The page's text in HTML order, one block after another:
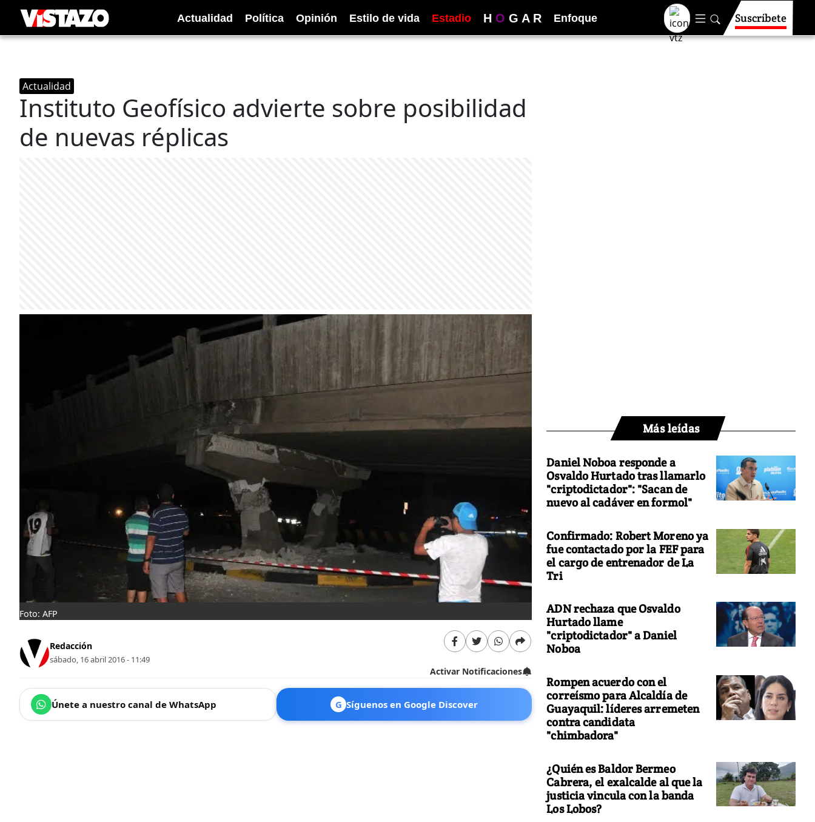
Actualidad Política Opinión Estilo de vida Estadio H O G A R Enfoque Suscríbete
Actualidad
Instituto Geofísico advierte sobre posibilidad
de nuevas réplicas
Foto: AFP
Redacción
sábado, 16 abril 2016 - 11:49
Activar Notificaciones
Únete a nuestro canal de WhatsApp G Síguenos en Google Discover
Más leídas
Daniel Noboa responde a
Osvaldo Hurtado tras llamarlo
"criptodictador": "Sacan de
nuevo al cadáver en formol"
Confirmado: Robert Moreno ya
fue contactado por la FEF para
el cargo de entrenador de La
Tri
ADN rechaza que Osvaldo
Hurtado llame
"criptodictador" a Daniel
Noboa
Rompen acuerdo con el
correísmo para Alcaldía de
Guayaquil: líderes arremeten
contra candidata
"chimbadora"
¿Quién es Baldor Bermeo
Cabrera, el exalcalde al que la
justicia vincula con la banda
Los Lobos?